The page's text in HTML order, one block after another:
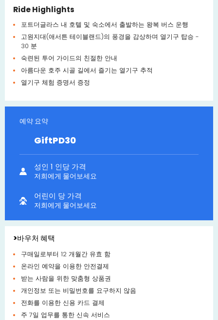
Ride Highlights
포트더글라스 내 호텔 및 숙소에서 출발하는 왕복 버스 운행
고원지대(애서튼 테이블랜드)의 풍경을 감상하며 열기구 탑승 -
30 분
숙련된 투어 가이드의 친절한 안내
아름다운 호주 시골 길에서 즐기는 열기구 추적
열기구 체험 증명서 증정
예약 요약
GiftPD30
성인 1 인당 가격
저희에게 물어보세요
어린이 당 가격
저희에게 물어보세요
>바우처 혜택
구매일로부터 12 개월간 유효 함
온라인 예약을 이용한 안전결제
받는 사람을 위한 맞춤형 상품권
개인정보 또는 비밀번호를 요구하지 않음
전화를 이용한 신용 카드 결제
주 7일 업무를 통한 신속 서비스